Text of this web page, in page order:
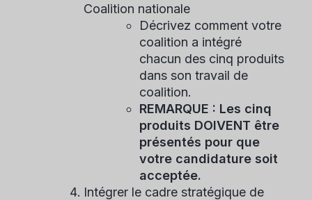
Coalition nationale
Décrivez comment votre
coalition a intégré
chacun des cinq produits
dans son travail de
coalition.
REMARQUE : Les cinq
produits DOIVENT être
présentés pour que
votre candidature soit
acceptée.
Intégrer le cadre stratégique de